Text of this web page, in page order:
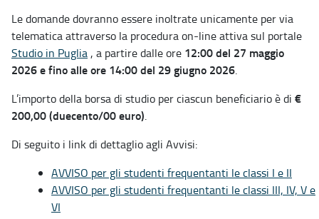
Le domande dovranno essere inoltrate unicamente per via
telematica attraverso la procedura on-line attiva sul portale
Studio in Puglia , a partire dalle ore 12:00 del 27 maggio
2026 e fino alle ore 14:00 del 29 giugno 2026.
L’importo della borsa di studio per ciascun beneficiario è di €
200,00 (duecento/00 euro).
Di seguito i link di dettaglio agli Avvisi:
AVVISO per gli studenti frequentanti le classi I e II
AVVISO per gli studenti frequentanti le classi III, IV, V e
VI